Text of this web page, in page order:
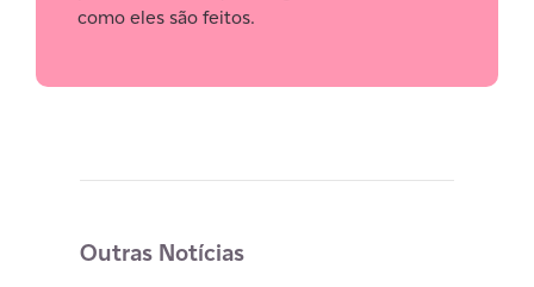
como eles são feitos.
Outras Notícias